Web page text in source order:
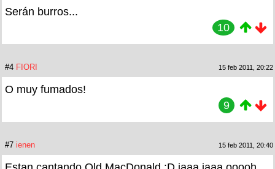
Serán burros...
10
#4 FIORI 15 feb 2011, 20:22
O muy fumados!
9
#7 ienen 15 feb 2011, 20:40